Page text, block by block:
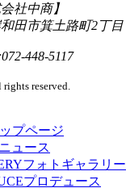
社中商】
田市箕土路町2丁目
448-5117
reserved.
ップページ
ニュース
フォトギャラリー
プロデュース